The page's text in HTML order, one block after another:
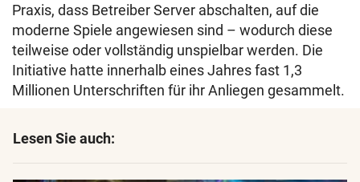
Praxis, dass Betreiber Server abschalten, auf die
moderne Spiele angewiesen sind – wodurch diese
teilweise oder vollständig unspielbar werden. Die
Initiative hatte innerhalb eines Jahres fast 1,3
Millionen Unterschriften für ihr Anliegen gesammelt.
Lesen Sie auch: